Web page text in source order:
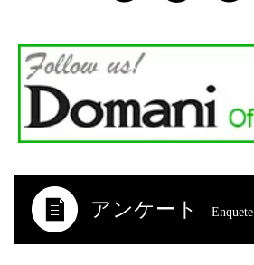
アンケート Enquete